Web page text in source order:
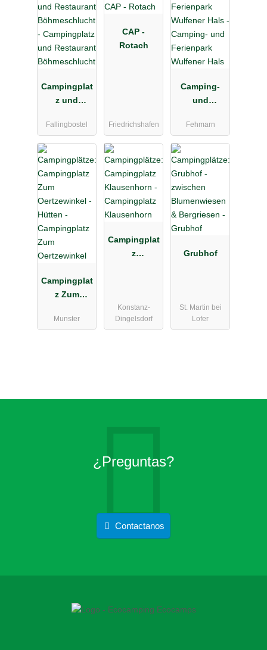
Campingplat
z und
Böhmeschlu
cht
Fallingbostel
CAP -
Rotach
Friedrichshafen
Camping-
und
Wulfener
Hals
Fehmarn
Campingplat
z Zum
Munster
Campingplat
z
Konstanz-
Dingelsdorf
Grubhof
St. Martin bei
Lofer
¿Preguntas?
Contactanos